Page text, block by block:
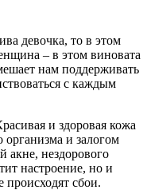
девочка, то в этом
– в этом виновата
нам поддерживать
с каждым
и здоровая кожа
организма и залогом
акне, нездорового
настроение, но и
происходят сбои.